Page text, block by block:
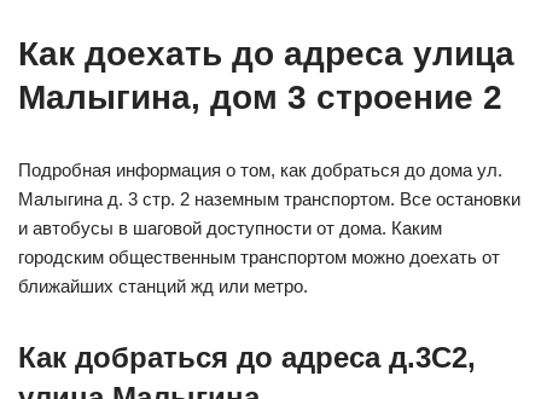
Как доехать до адреса улица
Малыгина, дом 3 строение 2
Подробная информация о том, как добраться до дома ул.
Малыгина д. 3 стр. 2 наземным транспортом. Все остановки
и автобусы в шаговой доступности от дома. Каким
городским общественным транспортом можно доехать от
ближайших станций жд или метро.
Как добраться до адреса д.3С2,